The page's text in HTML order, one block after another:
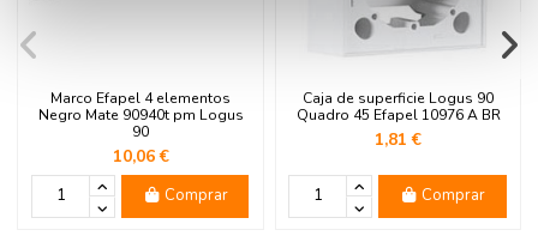
Marco Efapel 4 elementos
Negro Mate 90940t pm Logus
90
10,06 €
Comprar
Caja de superficie Logus 90
Quadro 45 Efapel 10976 A BR
1,81 €
Comprar